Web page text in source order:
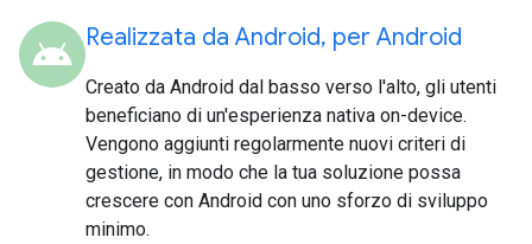
android Realizzata da Android, per Android
Creato da Android dal basso verso l'alto, gli utenti
beneficiano di un'esperienza nativa on-device.
Vengono aggiunti regolarmente nuovi criteri di
gestione, in modo che la tua soluzione possa
crescere con Android con uno sforzo di sviluppo
minimo.